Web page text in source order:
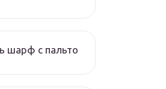
шарф с пальто